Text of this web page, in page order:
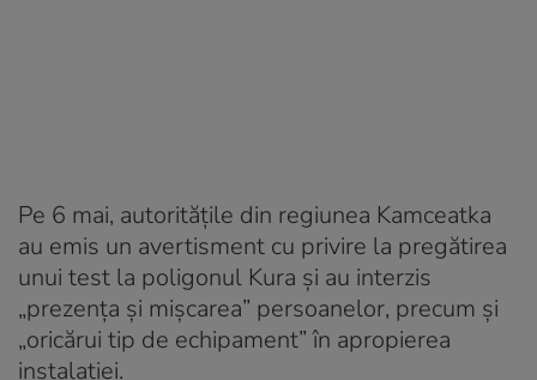
Pe 6 mai, autoritățile din regiunea Kamceatka
au emis un avertisment cu privire la pregătirea
unui test la poligonul Kura și au interzis
„prezența și mișcarea” persoanelor, precum și
„oricărui tip de echipament” în apropierea
instalației.